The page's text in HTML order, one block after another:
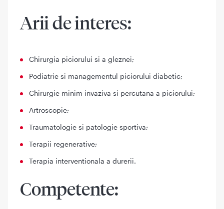
Arii de interes:
Chirurgia piciorului si a gleznei;
Podiatrie si managementul piciorului diabetic;
Chirurgie minim invaziva si percutana a piciorului;
Artroscopie;
Traumatologie si patologie sportiva;
Terapii regenerative;
Terapia interventionala a durerii.
Competente: